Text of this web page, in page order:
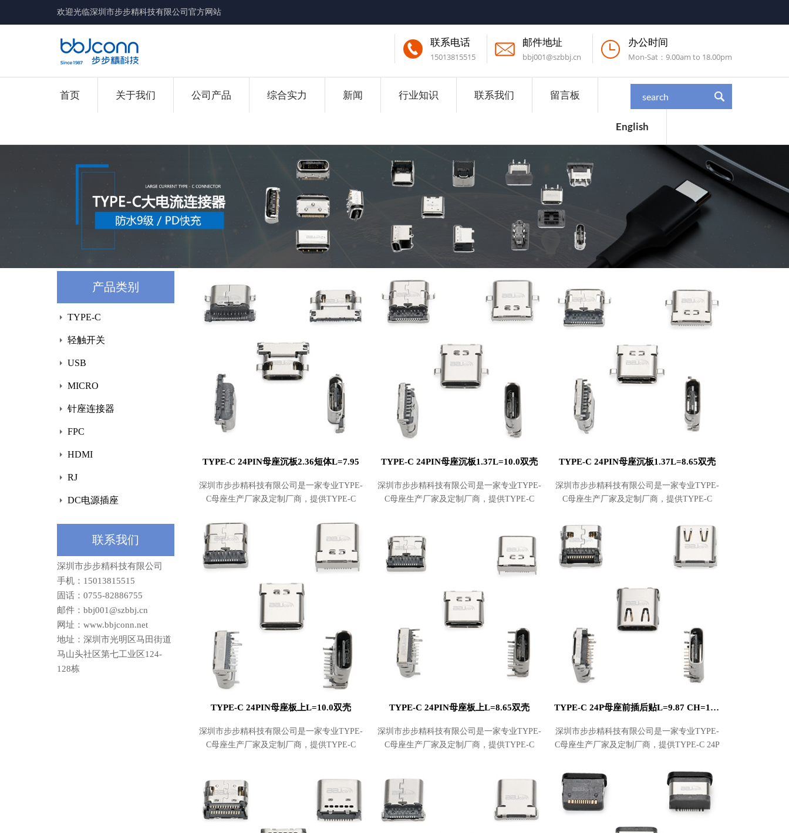
欢迎光临深圳市步步精科技有限公司官方网站
联系电话
15013815515
邮件地址
bbj001@szbbj.cn
办公时间
Mon-Sat：9.00am to 18.00pm
首页 关于我们 公司产品 综合实力 新闻 行业知识 联系我们 留言板
English
产品类别
TYPE-C
轻触开关
USB
MICRO
针座连接器
FPC
HDMI
RJ
DC电源插座
联系我们
深圳市步步精科技有限公司
手机：15013815515
固话：0755-82886755
邮件：bbj001@szbbj.cn
网址：www.bbjconn.net
地址： 深圳市光明区马田街道
马山头社区第七工业区124-
128栋
TYPE-C 24PIN母座沉板2.36短体L=7.95
深圳市步步精科技有限公司是一家专业TYPE-
C母座生产厂家及定制厂商，提供TYPE-C
价格实惠。产品畅销
TYPE-C 24PIN母座沉板1.37L=10.0双壳
深圳市步步精科技有限公司是一家专业TYPE-
C母座生产厂家及定制厂商，提供TYPE-C
TYPE-C 24PIN母座沉板1.37L=8.65双壳
深圳市步步精科技有限公司是一家专业TYPE-
C母座生产厂家及定制厂商，提供TYPE-C
价格实惠。产品畅销
TYPE-C 24PIN母座板上L=10.0双壳
深圳市步步精科技有限公司是一家专业TYPE-
C母座生产厂家及定制厂商，提供TYPE-C
TYPE-C 24PIN母座板上L=8.65双壳
深圳市步步精科技有限公司是一家专业TYPE-
C母座生产厂家及定制厂商，提供TYPE-C
TYPE-C 24P母座前插后贴L=9.87 CH=1.76板上有弹外露1.25
深圳市步步精科技有限公司是一家专业TYPE-
C母座生产厂家及定制厂商，提供TYPE-C 24P